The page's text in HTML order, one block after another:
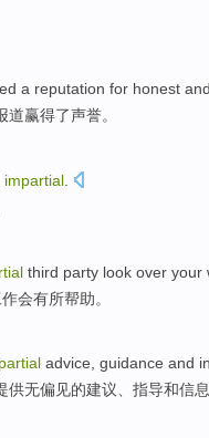
a reputation for honest and
道赢得了声誉。
impartial
third party look over your
会有所帮助。
advice, guidance and
供无偏见的建议、 指导和信息